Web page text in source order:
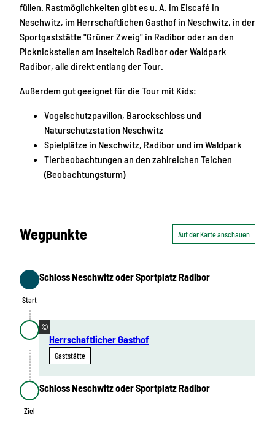
füllen. Rastmöglichkeiten gibt es u. A. im Eiscafé in
Neschwitz, im Herrschaftlichen Gasthof in Neschwitz, in der
Sportgaststätte "Grüner Zweig" in Radibor oder an den
Picknickstellen am Inselteich Radibor oder Waldpark
Radibor, alle direkt entlang der Tour.
Außerdem gut geeignet für die Tour mit Kids:
Vogelschutzpavillon, Barockschloss und
Naturschutzstation Neschwitz
Spielplätze in Neschwitz, Radibor und im Waldpark
Tierbeobachtungen an den zahlreichen Teichen
(Beobachtungsturm)
Wegpunkte Auf der Karte anschauen
Start
Start
Schloss Neschwitz oder Sportplatz Radibor
©
Herrschaftlicher Gasthof
Gaststätte
Ziel
Ziel
Schloss Neschwitz oder Sportplatz Radibor